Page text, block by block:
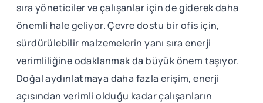
sıra yöneticiler ve çalışanlar için de giderek daha
önemli hale geliyor. Çevre dostu bir ofis için,
sürdürülebilir malzemelerin yanı sıra enerji
verimliliğine odaklanmak da büyük önem taşıyor.
Doğal aydınlatmaya daha fazla erişim, enerji
açısından verimli olduğu kadar çalışanların